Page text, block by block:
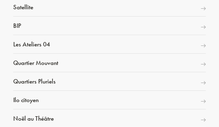
Satellite
BIP
Les Ateliers 04
Quartier Mouvant
Quartiers Pluriels
Ilo citoyen
Noël au Théâtre